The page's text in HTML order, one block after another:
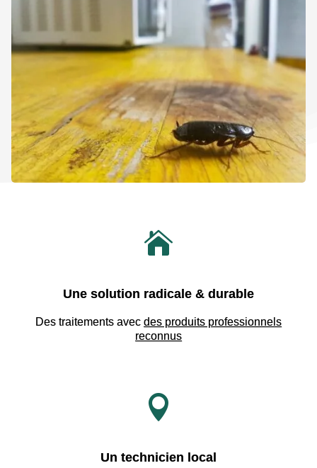

Une solution radicale & durable
Des traitements avec des produits professionnels
reconnus

Un technicien local